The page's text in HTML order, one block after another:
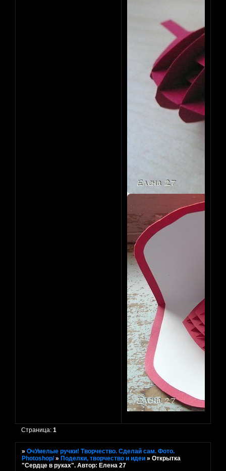
Страница:1
»ОчУмелые ручки! Творчество. Сделай сам. Фото.
Photoshop/ »Поделки, творчество и идеи »Открытка
"Сердце в руках". Автор: Елена 27